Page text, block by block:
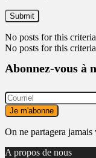
No posts for this
No posts for this
Abonnez-vous à
On ne partagera
A propos de nous